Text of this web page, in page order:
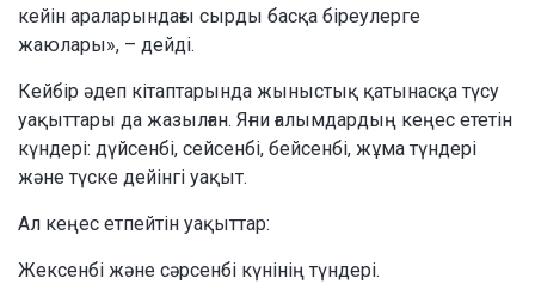
кейін араларындағы сырды басқа біреулерге
жаюлары», – дейді.
Кейбір әдеп кітаптарында жыныстық қатынасқа түсу
уақыттары да жазылған. Яғни ғалымдардың кеңес ететін
күндері: дүйсенбі, сейсенбі, бейсенбі, жұма түндері
және түске дейінгі уақыт.
Ал кеңес етпейтін уақыттар:
Жексенбі және сәрсенбі күнінің түндері.